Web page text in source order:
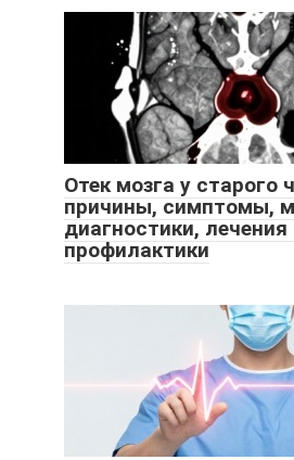
Отек мозга у старого
причины, симптомы,
диагностики, лечения
профилактики